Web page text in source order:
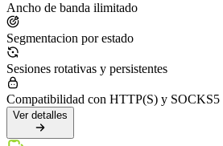
Ancho de banda ilimitado
Segmentacion por estado
Sesiones rotativas y persistentes
Compatibilidad con HTTP(S) y SOCKS5
Ver detalles